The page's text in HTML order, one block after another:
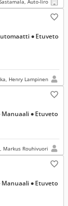
Auto-Iiro
● Etuveto
Henry Lampinen
Manuaali ● Etuveto
Markus Rouhivuori
Manuaali ● Etuveto